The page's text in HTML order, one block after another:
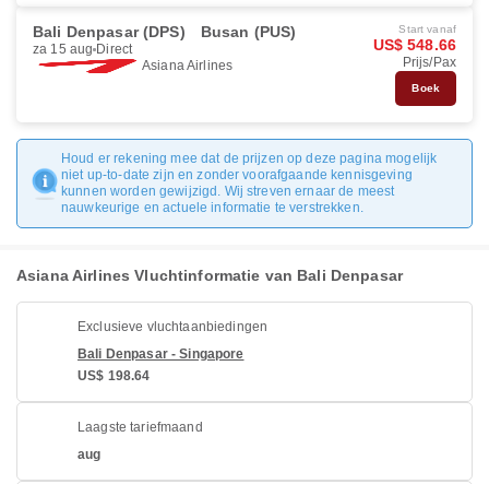
Bali Denpasar (DPS) Busan (PUS)
za 15 aug Direct
Asiana Airlines
Start vanaf
US$ 548.66
Prijs/Pax
Boek
Houd er rekening mee dat de prijzen op deze pagina mogelijk
niet up-to-date zijn en zonder voorafgaande kennisgeving
kunnen worden gewijzigd. Wij streven ernaar de meest
nauwkeurige en actuele informatie te verstrekken.
Asiana Airlines Vluchtinformatie van Bali Denpasar
Exclusieve vluchtaanbiedingen
Bali Denpasar - Singapore
US$ 198.64
Laagste tariefmaand
aug